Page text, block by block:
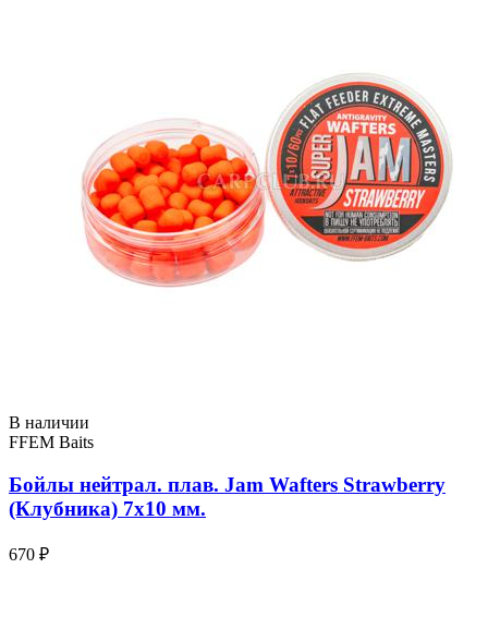
В наличии
FFEM Baits
Бойлы нейтрал. плав. Jam Wafters Strawberry
(Клубника) 7x10 мм.
670 ₽